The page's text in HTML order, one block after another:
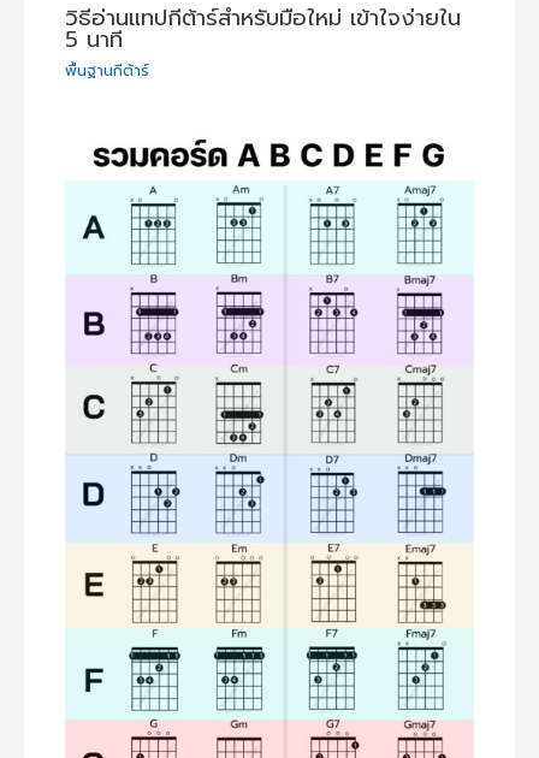
วิธีอ่านแทปกีต้าร์สำหรับมือใหม่ เข้าใจง่ายใน
5 นาที
พื้นฐานกีต้าร์